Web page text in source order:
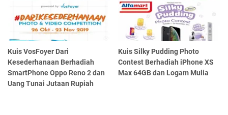
Kuis VosFoyer Dari
Kesederhanaan Berhadiah
SmartPhone Oppo Reno 2 dan
Uang Tunai Jutaan Rupiah
Kuis Silky Pudding Photo
Contest Berhadiah iPhone XS
Max 64GB dan Logam Mulia